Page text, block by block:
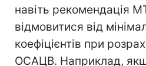
навіть рекомендація
відмовитися від
коефіцієнтів при
ОСАЦВ. Наприклад,